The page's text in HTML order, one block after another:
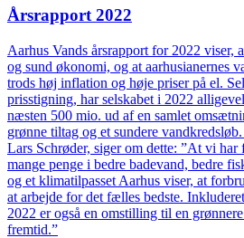
Årsrapport 2022
Aarhus Vands årsrapport for 2022 viser,
og sund økonomi, og at aarhusianernes
trods høj inflation og høje priser på el.
prisstigning, har selskabet i 2022
næsten 500 mio. ud af en samlet
grønne tiltag og et sundere
Lars Schrøder, siger om dette: ”At vi har
mange penge i bedre badevand, bedre
og et klimatilpasset Aarhus viser, at
at arbejde for det fælles bedste.
2022 er også en omstilling til en
fremtid.”